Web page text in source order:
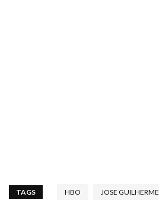
TAGS HBO JOSE GUILHERME